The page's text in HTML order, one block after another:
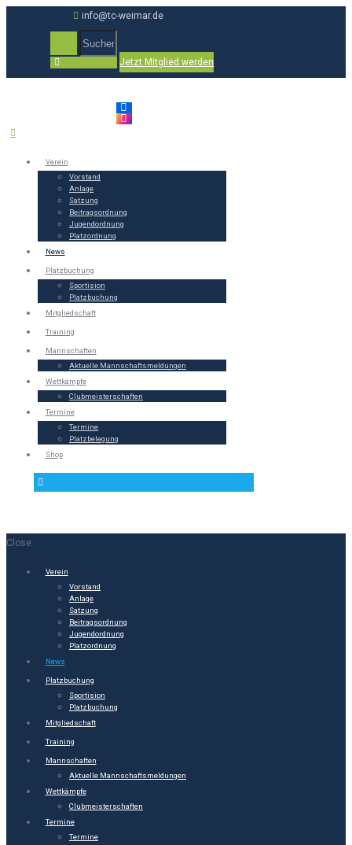
info@tc-weimar.de
Jetzt Mitglied werden
Verein
Vorstand
Anlage
Satzung
Beitragsordnung
Jugendordnung
Platzordnung
News
Platzbuchung
Sportision
Platzbuchung
Mitgliedschaft
Training
Mannschaften
Aktuelle Mannschaftsmeldungen
Wettkämpfe
Clubmeisterschaften
Termine
Termine
Platzbelegung
Shop
Close
Verein
Vorstand
Anlage
Satzung
Beitragsordnung
Jugendordnung
Platzordnung
News
Platzbuchung
Sportision
Platzbuchung
Mitgliedschaft
Training
Mannschaften
Aktuelle Mannschaftsmeldungen
Wettkämpfe
Clubmeisterschaften
Termine
Termine